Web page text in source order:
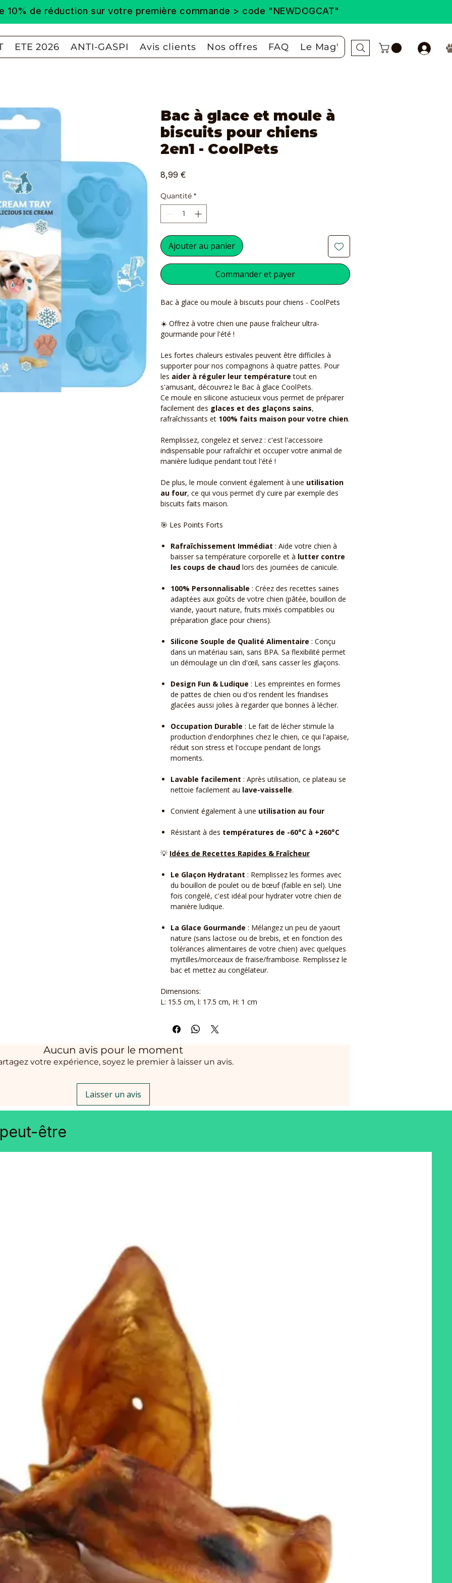
10% de réduction sur votre première commande > code "NEWDOGCAT"
ETE 2026 ANTI-GASPI Avis clients Nos offres FAQ Le Mag'
Bac à glace et moule à
biscuits pour chiens
2en1 - CoolPets
8,99 €
Quantité *
Ajouter au panier
Commander et payer
Bac à glace ou moule à biscuits pour chiens - CoolPets
☀️ Offrez à votre chien une pause fraîcheur ultra-
gourmande pour l'été !
Les fortes chaleurs estivales peuvent être difficiles à
supporter pour nos compagnons à quatre pattes. Pour
les aider à réguler leur températuretout en
s'amusant, découvrez le Bac à glace CoolPets.
Ce moule en silicone astucieux vous permet de préparer
facilement des glaces et des glaçons sains,
rafraîchissants et 100% faits maison pour votre chien.
Remplissez, congelez et servez : c'est l'accessoire
indispensable pour rafraîchir et occuper votre animal de
manière ludique pendant tout l'été !
De plus, le moule convient également à une utilisation
au four, ce qui vous permet d'y cuire par exemple des
biscuits faits maison.
🎯 Les Points Forts
Rafraîchissement Immédiat : Aide votre chien à
baisser sa température corporelle et à lutter contre
les coups de chaud lors des journées de canicule.
100% Personnalisable : Créez des recettes saines
adaptées aux goûts de votre chien (pâtée, bouillon de
viande, yaourt nature, fruits mixés compatibles ou
préparation glace pour chiens).
Silicone Souple de Qualité Alimentaire : Conçu
dans un matériau sain, sans BPA. Sa flexibilité permet
un démoulage un clin d'œil, sans casser les glaçons.
Design Fun & Ludique : Les empreintes en formes
de pattes de chien ou d'os rendent les friandises
glacées aussi jolies à regarder que bonnes à lécher.
Occupation Durable : Le fait de lécher stimule la
production d'endorphines chez le chien, ce qui l'apaise,
réduit son stress et l'occupe pendant de longs
moments.
Lavable facilement : Après utilisation, ce plateau se
nettoie facilement au lave-vaisselle.
Convient également à une utilisation au four
Résistant à des températures de -60°C à +260°C
💡 Idées de Recettes Rapides & Fraîcheur
Le Glaçon Hydratant : Remplissez les formes avec
du bouillon de poulet ou de bœuf (faible en sel). Une
fois congelé, c'est idéal pour hydrater votre chien de
manière ludique.
La Glace Gourmande : Mélangez un peu de yaourt
nature (sans lactose ou de brebis, et en fonction des
tolérances alimentaires de votre chien) avec quelques
myrtilles/morceaux de fraise/framboise. Remplissez le
bac et mettez au congélateur.
Dimensions:
L: 15.5 cm, l: 17.5 cm, H: 1 cm
Aucun avis pour le moment
votre expérience, soyez le premier à laisser un avis.
Laisser un avis
être